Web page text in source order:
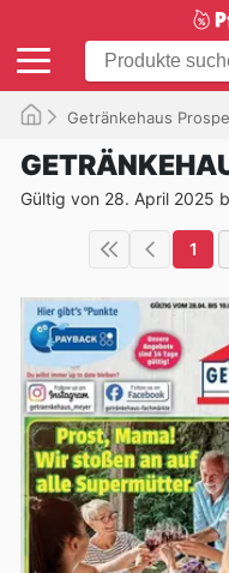
Getränkehaus
Gültig von 28. April 2025
1